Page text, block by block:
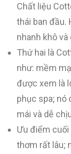
Chất liệu
thái ban đầu.
nhanh khô và
Thứ hai là
như: mềm
được xem là
phục spa; nó
mái và dễ
Ưu điểm
thơm rất lâu;